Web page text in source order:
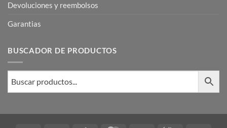
Devoluciones y reembolsos
Garantias
BUSCADOR DE PRODUCTOS